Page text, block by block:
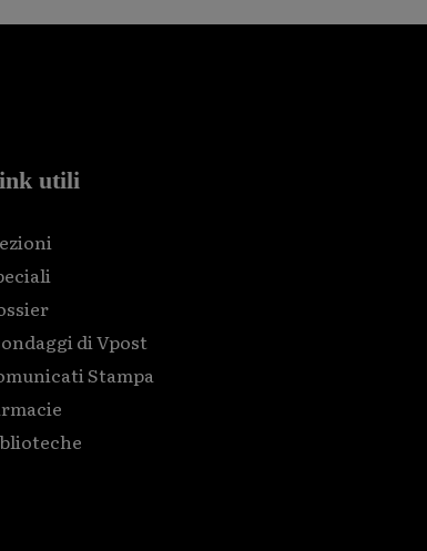
utili
di Vpost
Stampa